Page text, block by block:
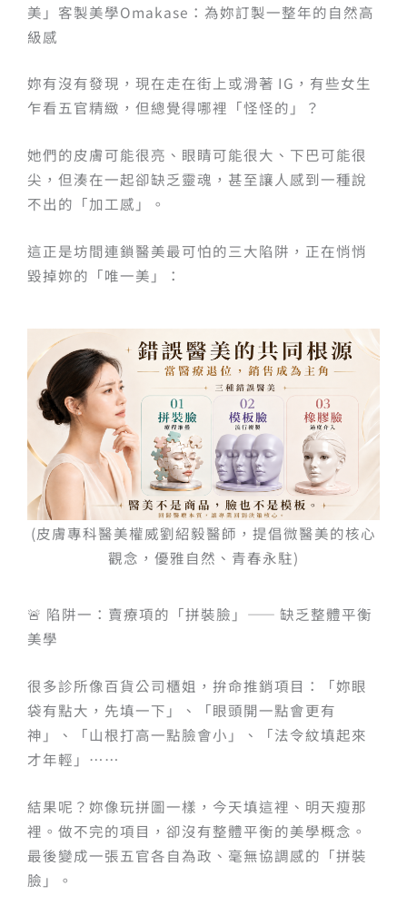
美」客製美學Omakase：為妳訂製一整年的自然高
級感
妳有沒有發現，現在走在街上或滑著 IG，有些女生
乍看五官精緻，但總覺得哪裡「怪怪的」？
她們的皮膚可能很亮、眼睛可能很大、下巴可能很
尖，但湊在一起卻缺乏靈魂，甚至讓人感到一種說
不出的「加工感」。
這正是坊間連鎖醫美最可怕的三大陷阱，正在悄悄
毀掉妳的「唯一美」：
(皮膚專科醫美權威劉紹毅醫師，提倡微醫美的核心
觀念，優雅自然、青春永駐)
🚨 陷阱一：賣療項的「拼裝臉」—— 缺乏整體平衡
美學
很多診所像百貨公司櫃姐，拚命推銷項目：「妳眼
袋有點大，先填一下」、「眼頭開一點會更有
神」、「山根打高一點臉會小」、「法令紋填起來
才年輕」……
結果呢？妳像玩拼圖一樣，今天填這裡、明天瘦那
裡。做不完的項目，卻沒有整體平衡的美學概念。
最後變成一張五官各自為政、毫無協調感的「拼裝
臉」。